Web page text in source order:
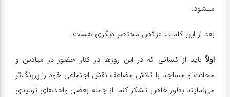
میشود.
بعد از این کلمات عرائض مختصر دیگری هست.
اولاً باید از کسانی که در این روزها در کنار حضور در میادین و
محلات و مساجد با تلاش مضاعف نقش اجتماعی خود را پررنگ‌تر
می‌نمایند بطور خاص تشکر کنم. از جمله بعضی واحدهای تولیدی